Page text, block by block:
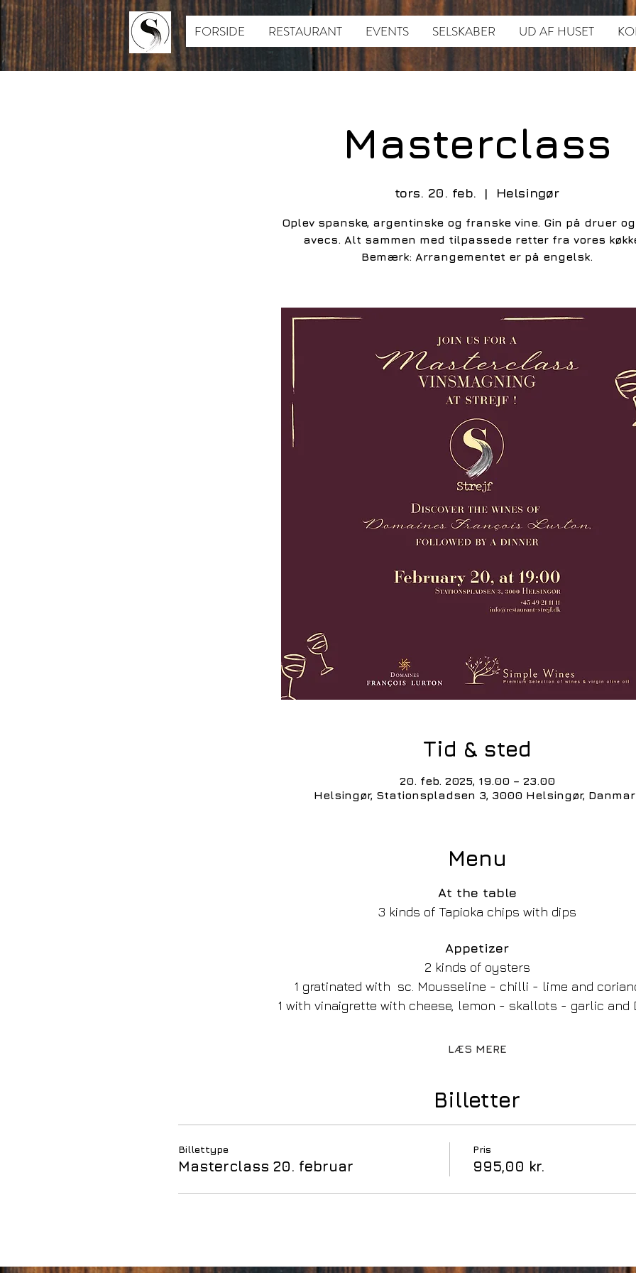
FORSIDE RESTAURANT EVENTS SELSKABER UD AF HUSET
Masterclass
tors. 20. feb.
  |
Helsingør
Oplev spanske, argentinske og franske vine. Gin på druer
avecs. Alt sammen med tilpassede retter fra vores
Bemærk: Arrangementet er på engelsk.
Tid & sted
20. feb. 2025, 19.00 – 23.00
Helsingør, Stationspladsen 3, 3000 Helsingør,
Menu
At the table
3 kinds of Tapioka chips with dips
Appetizer
2 kinds of oysters
1 gratinated with  sc. Mousseline - chilli - lime and
1 with vinaigrette with cheese, lemon - skallots - garlic
LÆS MERE
Billetter
Billettype
Masterclass 20. februar
Pris
995,00 kr.